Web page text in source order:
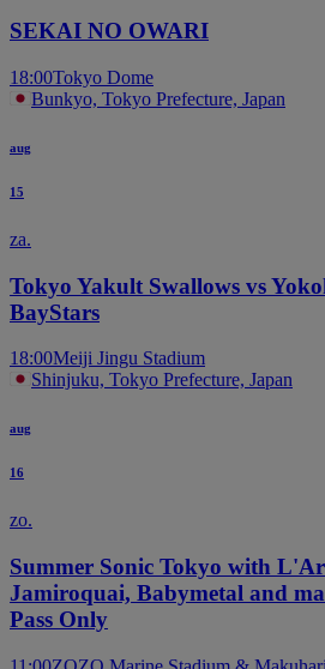
SEKAI NO OWARI
18:00Tokyo Dome
Bunkyo, Tokyo Prefecture, Japan
aug
15
za.
Tokyo Yakult Swallows vs
BayStars
18:00Meiji Jingu Stadium
Shinjuku, Tokyo Prefecture, Japan
aug
16
zo.
Summer Sonic Tokyo with
Jamiroquai, Babymetal and
Pass Only